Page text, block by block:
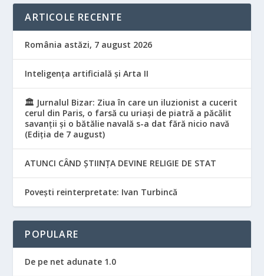
ARTICOLE RECENTE
România astăzi, 7 august 2026
Inteligența artificială și Arta II
🏛️ Jurnalul Bizar: Ziua în care un iluzionist a cucerit
cerul din Paris, o farsă cu uriași de piatră a păcălit
savanții și o bătălie navală s-a dat fără nicio navă
(Ediția de 7 august)
ATUNCI CÂND ȘTIINȚA DEVINE RELIGIE DE STAT
Povești reinterpretate: Ivan Turbincă
POPULARE
De pe net adunate 1.0